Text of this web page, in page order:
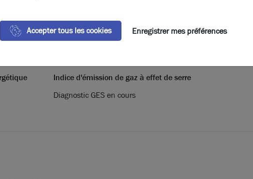
Indice d'émission de gaz à effet de serre
Diagnostic GES en cours
Accepter tous les cookies Enregistrer mes préférences